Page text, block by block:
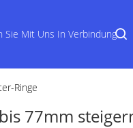
Sie Mit Uns In Verbindung
Ringe
77mm